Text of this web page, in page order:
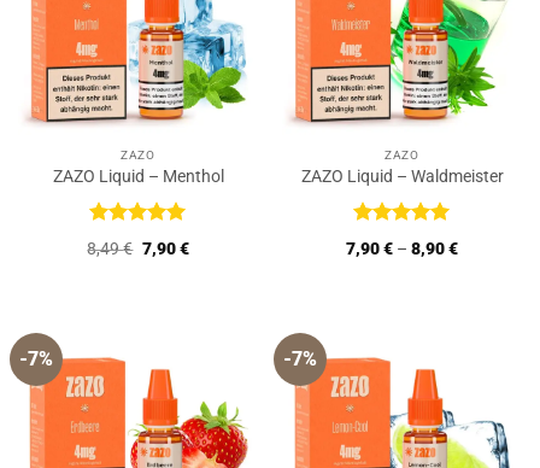
ZAZO
ZAZO Liquid – Menthol
Bewertet
mit 5 von
8,49€ Ursprünglicher
Preis
7,90€Aktueller
ZAZO
ZAZO Liquid – Waldmeister
Bewertet
mit5
von
7,90€ – 8,90€
-7% -7%